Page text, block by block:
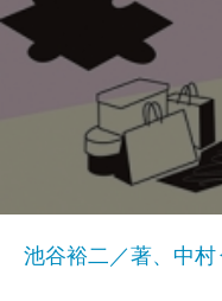
池谷裕二／著、中